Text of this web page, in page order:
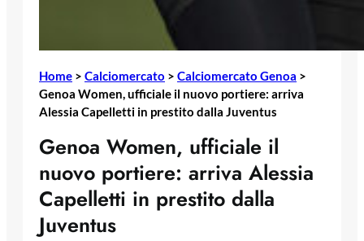
Home > Calciomercato > Calciomercato Genoa >
Genoa Women, ufficiale il nuovo portiere: arriva
Alessia Capelletti in prestito dalla Juventus
Genoa Women, ufficiale il
nuovo portiere: arriva Alessia
Capelletti in prestito dalla
Juventus